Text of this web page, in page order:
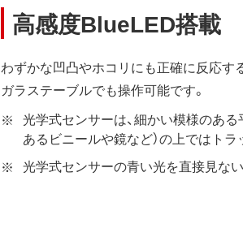
高感度BlueLED搭載
わずかな凹凸やホコリにも正確に反応す
ガラステーブルでも操作可能です。
光学式センサーは、細かい模様のあ
あるビニールや鏡など）の上ではト
光学式センサーの青い光を直接見な